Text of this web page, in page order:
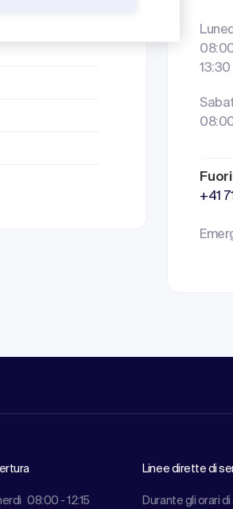
13:30
+41
08:00 - 12:15
Linee dirette di
Durante gli orari